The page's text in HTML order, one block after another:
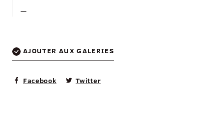
—
AJOUTER AUX GALERIES
Facebook Twitter